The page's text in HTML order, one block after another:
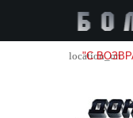
location_on
"С